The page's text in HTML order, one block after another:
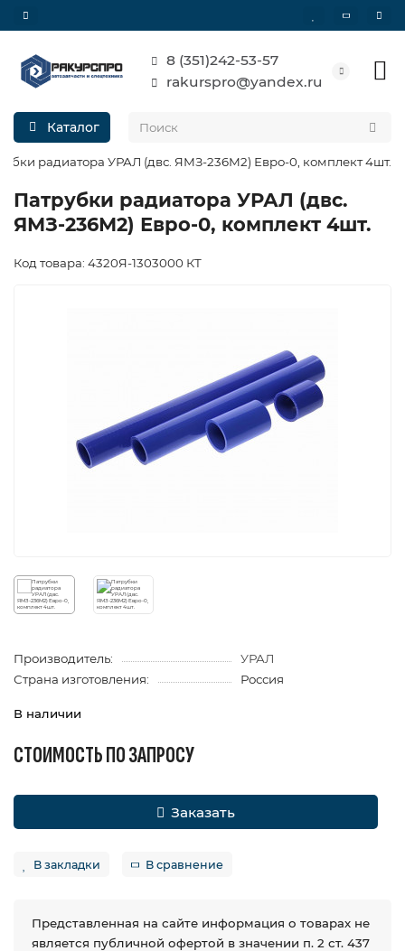
8 (351)242-53-57
rakurspro@yandex.ru
Каталог
радиатора УРАЛ (двс. ЯМЗ-236М2) Евро-0, комплект 4шт.
Патрубки радиатора УРАЛ (двс.
ЯМЗ-236М2) Евро-0, комплект 4шт.
Код товара: 4320Я-1303000 КТ
Производитель:
УРАЛ
Страна изготовления:
Россия
В наличии
СТОИМОСТЬ ПО ЗАПРОСУ
Заказать
В закладки В сравнение
Представленная на сайте информация о товарах не
является публичной офертой в значении п. 2 ст. 437